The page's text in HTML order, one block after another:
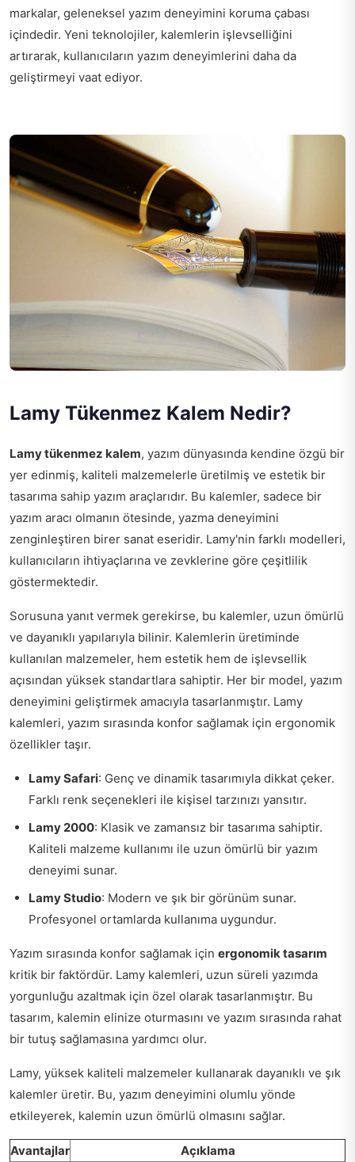
markalar, geleneksel yazım deneyimini koruma çabası
içindedir. Yeni teknolojiler, kalemlerin işlevselliğini
artırarak, kullanıcıların yazım deneyimlerini daha da
geliştirmeyi vaat ediyor.
Lamy Tükenmez Kalem Nedir?
Lamy tükenmez kalem, yazım dünyasında kendine özgü bir
yer edinmiş, kaliteli malzemelerle üretilmiş ve estetik bir
tasarıma sahip yazım araçlarıdır. Bu kalemler, sadece bir
yazım aracı olmanın ötesinde, yazma deneyimini
zenginleştiren birer sanat eseridir. Lamy'nin farklı modelleri,
kullanıcıların ihtiyaçlarına ve zevklerine göre çeşitlilik
göstermektedir.
Sorusuna yanıt vermek gerekirse, bu kalemler, uzun ömürlü
ve dayanıklı yapılarıyla bilinir. Kalemlerin üretiminde
kullanılan malzemeler, hem estetik hem de işlevsellik
açısından yüksek standartlara sahiptir. Her bir model, yazım
deneyimini geliştirmek amacıyla tasarlanmıştır. Lamy
kalemleri, yazım sırasında konfor sağlamak için ergonomik
özellikler taşır.
Lamy Safari: Genç ve dinamik tasarımıyla dikkat çeker.
Farklı renk seçenekleri ile kişisel tarzınızı yansıtır.
Lamy 2000: Klasik ve zamansız bir tasarıma sahiptir.
Kaliteli malzeme kullanımı ile uzun ömürlü bir yazım
deneyimi sunar.
Lamy Studio: Modern ve şık bir görünüm sunar.
Profesyonel ortamlarda kullanıma uygundur.
Yazım sırasında konfor sağlamak için ergonomik tasarım
kritik bir faktördür. Lamy kalemleri, uzun süreli yazımda
yorgunluğu azaltmak için özel olarak tasarlanmıştır. Bu
tasarım, kalemin elinize oturmasını ve yazım sırasında rahat
bir tutuş sağlamasına yardımcı olur.
Lamy, yüksek kaliteli malzemeler kullanarak dayanıklı ve şık
kalemler üretir. Bu, yazım deneyimini olumlu yönde
etkileyerek, kalemin uzun ömürlü olmasını sağlar.
Avantajlar Açıklama